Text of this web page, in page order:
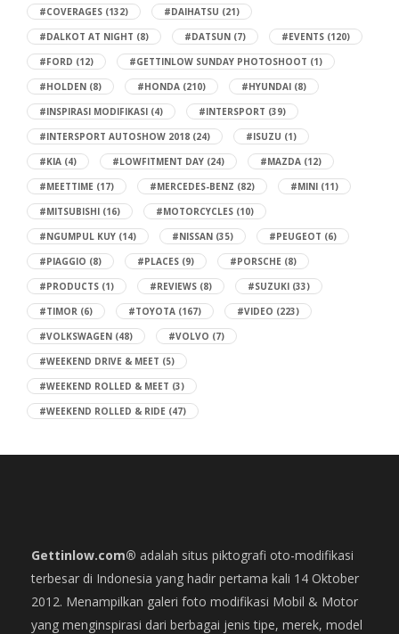
#COVERAGES (132) #DAIHATSU (21)
#DALKOT AT NIGHT (8) #DATSUN (7) #EVENTS (120)
#FORD (12) #GETTINLOW SUNDAY PHOTOSHOOT (1)
#HOLDEN (8) #HONDA (210) #HYUNDAI (8)
#INSPIRASI MODIFIKASI (4) #INTERSPORT (39)
#INTERSPORT AUTOSHOW 2018 (24) #ISUZU (1)
#KIA (4) #LOWFITMENT DAY (24) #MAZDA (12)
#MEETTIME (17) #MERCEDES-BENZ (82) #MINI (11)
#MITSUBISHI (16) #MOTORCYCLES (10)
#NGUMPUL KUY (14) #NISSAN (35) #PEUGEOT (6)
#PIAGGIO (8) #PLACES (9) #PORSCHE (8)
#PRODUCTS (1) #REVIEWS (8) #SUZUKI (33)
#TIMOR (6) #TOYOTA (167) #VIDEO (223)
#VOLKSWAGEN (48) #VOLVO (7)
#WEEKEND DRIVE & MEET (5)
#WEEKEND ROLLED & MEET (3)
#WEEKEND ROLLED & RIDE (47)
Gettinlow.com® adalah situs piktografi oto-modifikasi
terbesar di Indonesia yang hadir pertama kali 14 Oktober
2012. Menampilkan galeri foto modifikasi Mobil & Motor
yang menginspirasi dari berbagai jenis tipe, merek, model